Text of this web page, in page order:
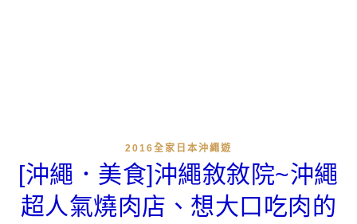
2016全家日本沖繩遊
[沖繩．美食]沖繩敘敘院~沖繩
超人氣燒肉店、想大口吃肉的